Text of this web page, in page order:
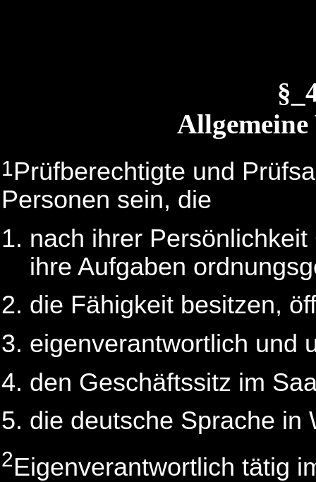
Allgemeine
1Prüfberechtigte und
Personen sein, die
nach ihrer
ihre Aufgaben
die Fähigkeit besitzen,
eigenverantwortlich und
den Geschäftssitz im
die deutsche Sprache in
2Eigenverantwortlich tätig